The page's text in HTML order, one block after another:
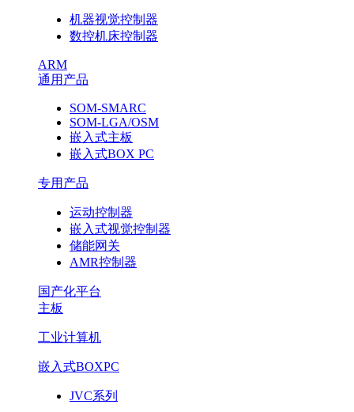
机器视觉控制器
数控机床控制器
ARM
通用产品
SOM-SMARC
SOM-LGA/OSM
嵌入式主板
嵌入式BOX PC
专用产品
运动控制器
嵌入式视觉控制器
储能网关
AMR控制器
国产化平台
主板
工业计算机
嵌入式BOXPC
JVC系列